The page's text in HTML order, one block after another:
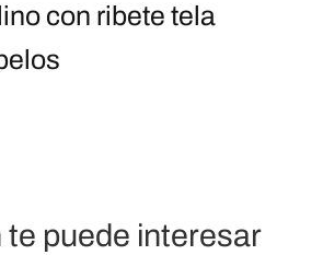
con ribete tela
te puede interesar